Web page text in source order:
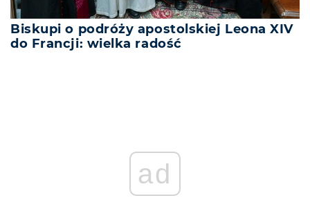
Biskupi o podróży apostolskiej Leona XIV
do Francji: wielka radość
ad